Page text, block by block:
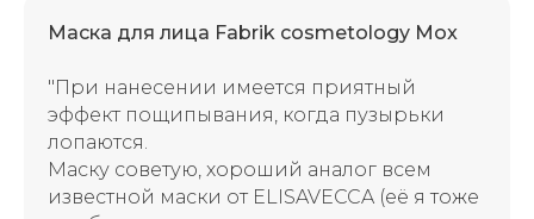
Маска для лица Fabrik cosmetology Mox
"При нанесении имеется приятный
эффект пощипывания, когда пузырьки
лопаются.
Маску советую, хороший аналог всем
известной маски от ELISAVECCA (её я тоже